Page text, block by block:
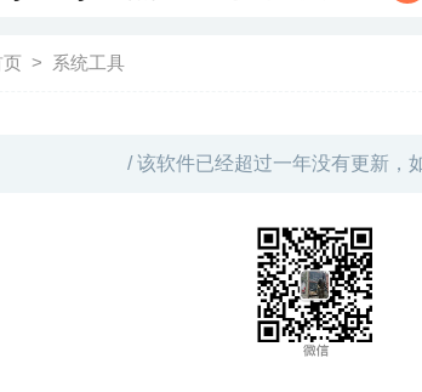
系统工具
/ 该软件已经超过一年没有更新，